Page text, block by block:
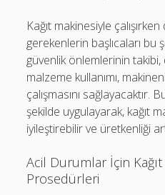
Kağıt makinesiyle
gerekenlerin başlıcaları
güvenlik önlemlerinin takibi,
malzeme kullanımı,
çalışmasını sağlayacaktır.
şekilde uygulayarak, kağıt
iyileştirebilir ve üretkenliği
Acil Durumlar İçin
Prosedürleri